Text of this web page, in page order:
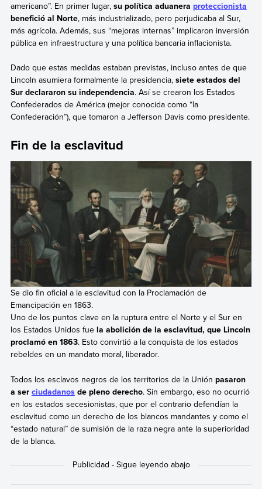
americano”. En primer lugar, su política aduanera proteccionista
benefició al Norte, más industrializado, pero perjudicaba al Sur,
más agrícola. Además, sus “mejoras internas” implicaron inversión
pública en infraestructura y una política bancaria inflacionista.
Dado que estas medidas estaban previstas, incluso antes de que
Lincoln asumiera formalmente la presidencia, siete estados del
Sur declararon su independencia. Así se crearon los Estados
Confederados de América (mejor conocida como “la
Confederación”), que tomaron a Jefferson Davis como presidente.
Fin de la esclavitud
Se dio fin oficial a la esclavitud con la Proclamación de
Emancipación en 1863.
Uno de los puntos clave en la ruptura entre el Norte y el Sur en
los Estados Unidos fue la abolición de la esclavitud, que Lincoln
proclamó en 1863. Esto convirtió a la conquista de los estados
rebeldes en un mandato moral, liberador.
Todos los esclavos negros de los territorios de la Unión pasaron
a ser ciudadanosde pleno derecho. Sin embargo, eso no ocurrió
en los estados secesionistas, que por el contrario defendían la
esclavitud como un derecho de los blancos mandantes y como el
“estado natural” de sumisión de la raza negra ante la superioridad
de la blanca.